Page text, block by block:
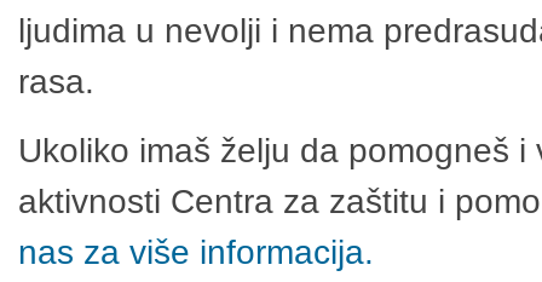
ljudima u nevolji i nema
rasa.
Ukoliko imaš želju da pomogneš
aktivnosti Centra za zaštitu i
nas za više informacija.